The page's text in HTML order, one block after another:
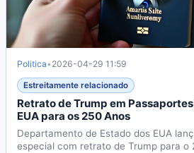
Politica• 2026-04-29 11:59
Estreitamente relacionado
Retrato de Trump em
EUA para os 250 Anos
Departamento de Estado dos EUA
especial com retrato de Trump para o